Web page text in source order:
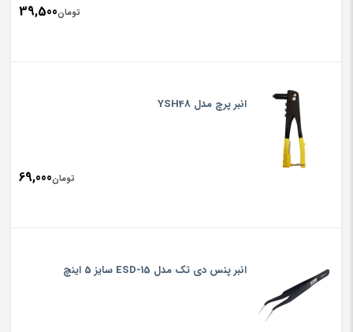
تومان39,500
انبر پرچ مدل YSH48
تومان69,000
انبر پنس دی تک مدل ESD-15 سایز 5 اینچ